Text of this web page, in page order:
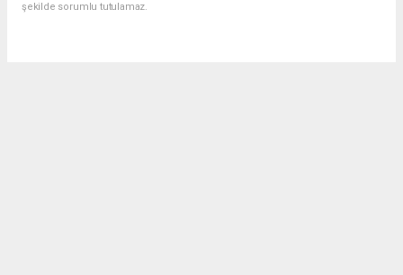
şekilde sorumlu tutulamaz.